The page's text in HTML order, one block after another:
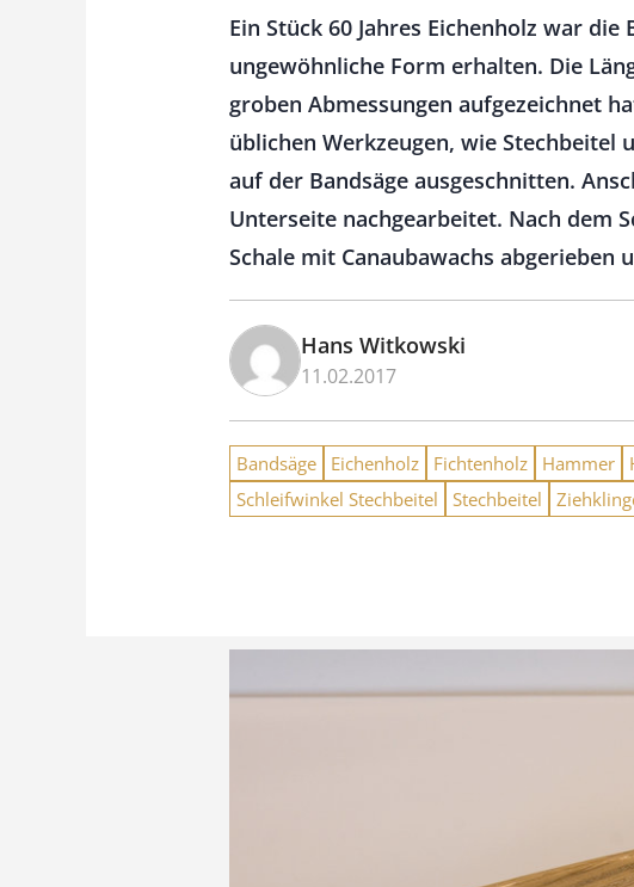
Ein Stück 60 Jahres Eichenholz war
ungewöhnliche Form erhalten. Die
groben Abmessungen aufgezeichnet
üblichen Werkzeugen, wie Stechbeitel
auf der Bandsäge ausgeschnitten.
Unterseite nachgearbeitet. Nach dem
Schale mit Canaubawachs abgerieben
Hans Witkowski
11.02.2017
Bandsäge Eichenholz Fichtenholz Hammer
Schleifwinkel Stechbeitel
Stechbeitel